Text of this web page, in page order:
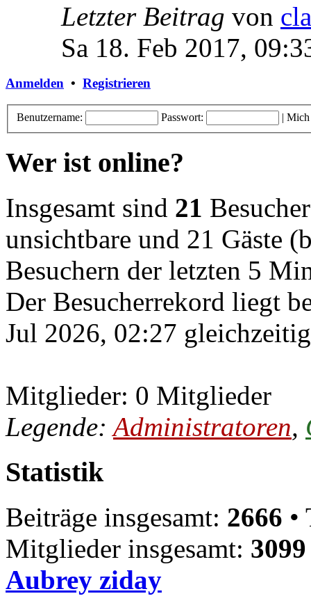
Letzter Beitrag von
Sa 18. Feb 2017,
Anmelden • Registrieren
Benutzername: Passwort: | Mich
Wer ist online?
Insgesamt sind 21
unsichtbare und 21 Gäste
Besuchern der letzten 5
Der Besucherrekord liegt
Jul 2026, 02:27
Mitglieder: 0 Mitglieder
Legende:Administratoren,
Statistik
Beiträge insgesamt: 2666 •
Mitglieder insgesamt: 3099
Aubrey ziday